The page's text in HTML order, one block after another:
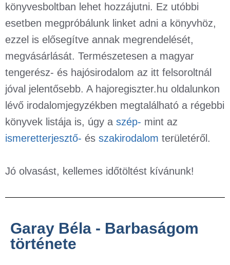
könyvesboltban lehet hozzájutni. Ez utóbbi
esetben megpróbálunk linket adni a könyvhöz,
ezzel is elősegítve annak megrendelését,
megvásárlását. Természetesen a magyar
tengerész- és hajósirodalom az itt felsoroltnál
jóval jelentősebb. A hajoregiszter.hu oldalunkon
lévő irodalomjegyzékben megtalálható a régebbi
könyvek listája is, úgy a szép- mint az
ismeretterjesztő- és szakirodalom területéről.
Jó olvasást, kellemes időtöltést kívánunk!
Garay Béla - Barbaságom
története